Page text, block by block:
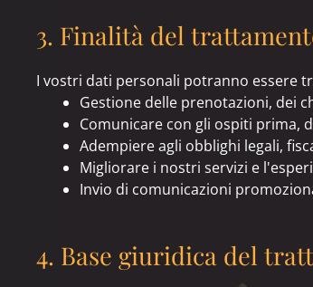
3. Finalità del
I vostri dati personali potranno essere
Gestione delle prenotazioni, dei
Comunicare con gli ospiti prima,
Adempiere agli obblighi legali,
Migliorare i nostri servizi e
Invio di comunicazioni
4. Base giuridica del